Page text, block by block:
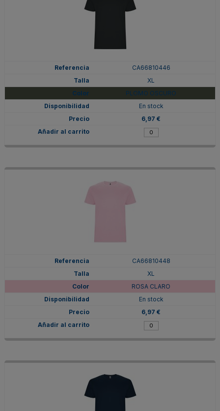
CA66810446
XL
PLOMO OSCURO
En stock
6,97 €
CA66810448
XL
ROSA CLARO
En stock
6,97 €